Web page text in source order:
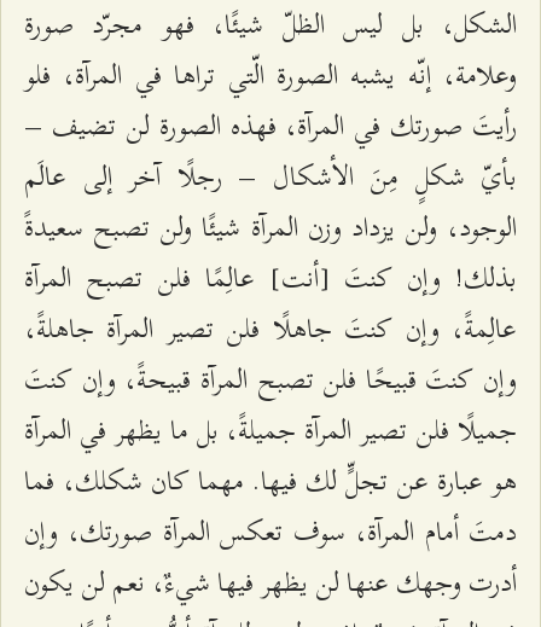
الشكل، بل ليس الظلّ شيئًا، فهو مجرّد صورة
وعلامة، إنّه يشبه الصورة الّتي تراها في المرآة، فلو
رأيتَ صورتك في المرآة، فهذه الصورة لن تضيف –
بأيّ شكلٍ مِنَ الأشكال – رجلًا آخر إلى عالَم
الوجود، ولن يزداد وزن المرآة شيئًا ولن تصبح سعيدةً
بذلك! وإن كنتَ [أنت] عالِمًا فلن تصبح المرآة
عالِمةً، وإن كنتَ جاهلًا فلن تصير المرآة جاهلةً،
وإن كنتَ قبيحًا فلن تصبح المرآة قبيحةً، وإن كنتَ
جميلًا فلن تصير المرآة جميلةً، بل ما يظهر في المرآة
هو عبارة عن تجلٍّ لك فيها. مهما كان شكلك، فما
دمتَ أمام المرآة، سوف تعكس المرآة صورتك، وإن
أدرت وجهك عنها لن يظهر فيها شيءٌ، نعم لن يكون